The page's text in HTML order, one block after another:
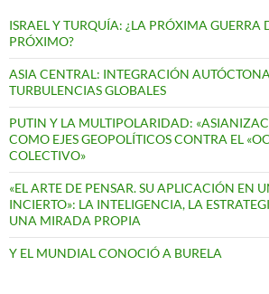
ISRAEL Y TURQUÍA: ¿LA PRÓXIMA GUERRA
PRÓXIMO?
ASIA CENTRAL: INTEGRACIÓN
TURBULENCIAS GLOBALES
PUTIN Y LA MULTIPOLARIDAD:
COMO EJES GEOPOLÍTICOS CONTRA EL
COLECTIVO»
«EL ARTE DE PENSAR. SU APLICACIÓN EN
INCIERTO»: LA INTELIGENCIA, LA
UNA MIRADA PROPIA
Y EL MUNDIAL CONOCIÓ A BURELA